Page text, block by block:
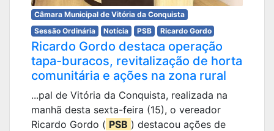
Câmara Municipal de Vitória da Conquista
Sessão Ordinária
Notícia PSB Ricardo Gordo
Ricardo Gordo destaca operação
tapa-buracos, revitalização de horta
comunitária e ações na zona rural
...pal de Vitória da Conquista, realizada na
manhã desta sexta-feira (15), o vereador
Ricardo Gordo ( PSB ) destacou ações de